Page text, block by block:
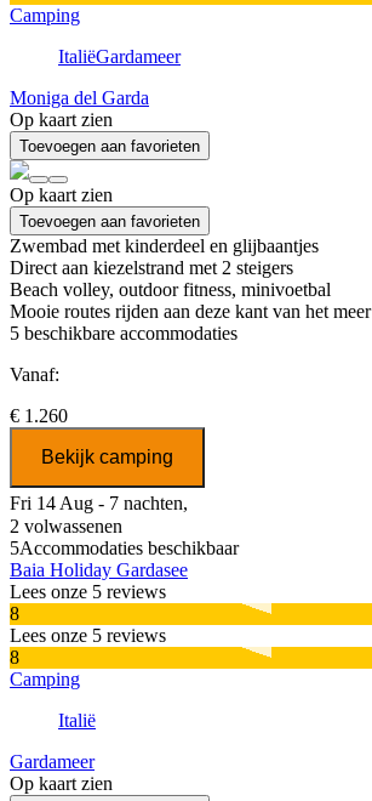
Camping
ItaliëGardameer
Moniga del Garda
Op kaart zien
Toevoegen aan favorieten
Op kaart zien
Toevoegen aan favorieten
Zwembad met kinderdeel en glijbaantjes
Direct aan kiezelstrand met 2 steigers
Beach volley, outdoor fitness, minivoetbal
Mooie routes rijden aan deze kant van het meer
5 beschikbare accommodaties
Vanaf:
€ 1.260
Bekijk camping
Fri 14 Aug - 7 nachten,
2 volwassenen
5Accommodaties beschikbaar
Baia Holiday Gardasee
Lees onze 5 reviews
8
Lees onze 5 reviews
8
Camping
Italië
Gardameer
Op kaart zien